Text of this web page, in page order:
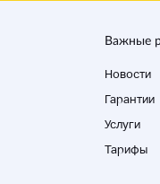
Важные
Новости
Гарантии
Услуги
Тарифы